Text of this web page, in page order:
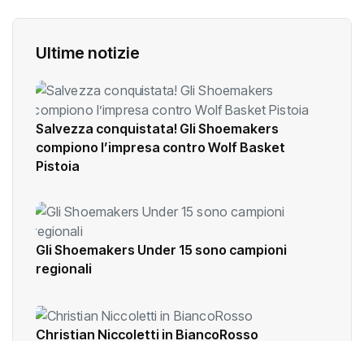
Ultime notizie
Salvezza conquistata! Gli Shoemakers
compiono l’impresa contro Wolf Basket
Pistoia
Gli Shoemakers Under 15 sono campioni
regionali
Christian Niccoletti in BiancoRosso